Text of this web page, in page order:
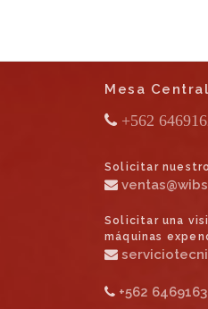
Mesa
+562
Solicitar
Solicitar una
máquinas
+562